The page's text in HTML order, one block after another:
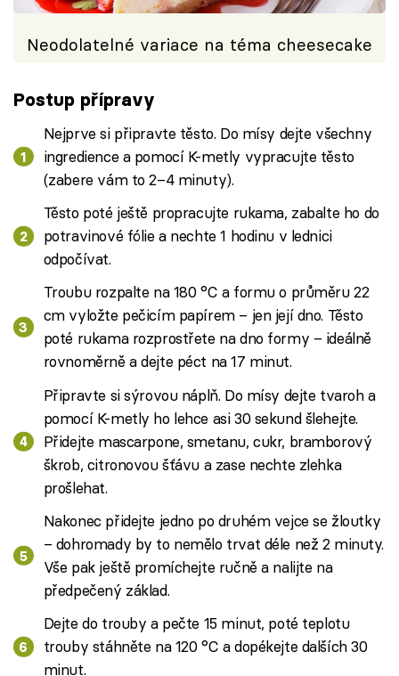
Neodolatelné variace na téma cheesecake
Postup přípravy
Nejprve si připravte těsto. Do mísy dejte všechny
ingredience a pomocí K-metly vypracujte těsto
(zabere vám to 2–4 minuty).
Těsto poté ještě propracujte rukama, zabalte ho do
potravinové fólie a nechte 1 hodinu v lednici
odpočívat.
Troubu rozpalte na 180 °C a formu o průměru 22
cm vyložte pečicím papírem – jen její dno. Těsto
poté rukama rozprostřete na dno formy – ideálně
rovnoměrně a dejte péct na 17 minut.
Připravte si sýrovou náplň. Do mísy dejte tvaroh a
pomocí K-metly ho lehce asi 30 sekund šlehejte.
Přidejte mascarpone, smetanu, cukr, bramborový
škrob, citronovou šťávu a zase nechte zlehka
prošlehat.
Nakonec přidejte jedno po druhém vejce se žloutky
– dohromady by to nemělo trvat déle než 2 minuty.
Vše pak ještě promíchejte ručně a nalijte na
předpečený základ.
Dejte do trouby a pečte 15 minut, poté teplotu
trouby stáhněte na 120 °C a dopékejte dalších 30
minut.